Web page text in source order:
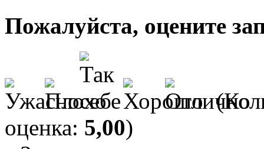
Пожалуйста, оцените
оценка: 5,00)